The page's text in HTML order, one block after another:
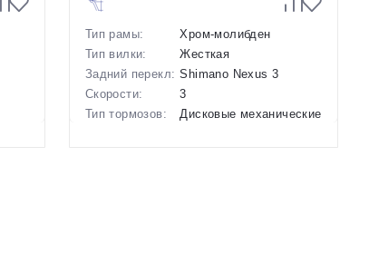
Тип рамы:
Хром-молибден
Тип вилки:
Жесткая
Задний перекл: Shimano Nexus 3
Скорости:
3
Тип тормозов:
Дисковые механические